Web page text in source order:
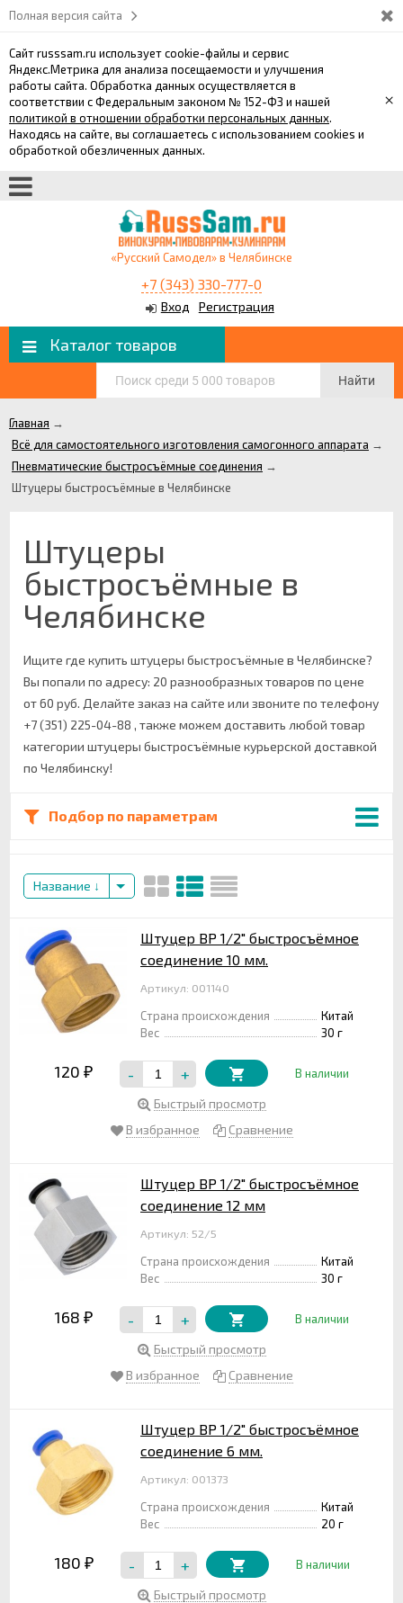
Полная версия сайта
Сайт russsam.ru использует cookie-файлы и сервис
Яндекс.Метрика для анализа посещаемости и улучшения
работы сайта. Обработка данных осуществляется в
соответствии с Федеральным законом № 152-ФЗ и нашей
политикой в отношении обработки персональных данных.
Находясь на сайте, вы соглашаетесь с использованием cookies и
обработкой обезличенных данных.
×
«Русский Самодел» в Челябинске
+7 (343) 330-777-0
Вход Регистрация
Каталог товаров
Найти
Главная →
Всё для самостоятельного изготовления самогонного аппарата →
Пневматические быстросъёмные соединения →
Штуцеры быстросъёмные в Челябинске
Штуцеры
быстросъёмные в
Челябинске
Ищите где купить штуцеры быстросъёмные в Челябинске?
Вы попали по адресу: 20 разнообразных товаров по цене
от 60 руб. Делайте заказ на сайте или звоните по телефону
+7 (351) 225-04-88 , также можем доставить любой товар
категории штуцеры быстросъёмные курьерской доставкой
по Челябинску!
Подбор по параметрам
Название
Штуцер ВР 1/2" быстросъёмное
соединение 10 мм.
Артикул: 001140
Страна происхождения
Китай
Вес
30 г
120 ₽ - + В наличии
Быстрый просмотр
В избранное
Сравнение
Штуцер ВР 1/2" быстросъёмное
соединение 12 мм
Артикул: 52/5
Страна происхождения
Китай
Вес
30 г
168 ₽ - + В наличии
Быстрый просмотр
В избранное
Сравнение
Штуцер ВР 1/2" быстросъёмное
соединение 6 мм.
Артикул: 001373
Страна происхождения
Китай
Вес
20 г
180 ₽ - + В наличии
Быстрый просмотр